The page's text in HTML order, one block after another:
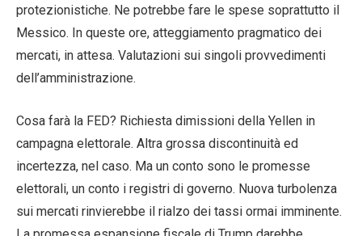
protezionistiche. Ne potrebbe fare le spese soprattutto il
Messico. In queste ore, atteggiamento pragmatico dei
mercati, in attesa. Valutazioni sui singoli provvedimenti
dell’amministrazione.
Cosa farà la FED? Richiesta dimissioni della Yellen in
campagna elettorale. Altra grossa discontinuità ed
incertezza, nel caso. Ma un conto sono le promesse
elettorali, un conto i registri di governo. Nuova turbolenza
sui mercati rinvierebbe il rialzo dei tassi ormai imminente.